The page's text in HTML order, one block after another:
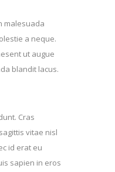
malesuada
a neque.
ut augue
blandit lacus.
Cras
vitae nisl
id erat eu
sapien in eros